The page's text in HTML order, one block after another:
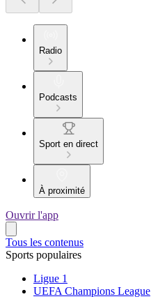
Radio
Podcasts
Sport en direct
À proximité
Ouvrir l'app
Tous les contenus
Sports populaires
Ligue 1
UEFA Champions League